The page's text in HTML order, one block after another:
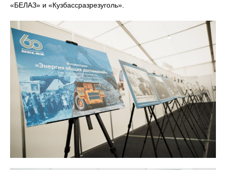
«БЕЛАЗ» и «Кузбассразрезуголь».